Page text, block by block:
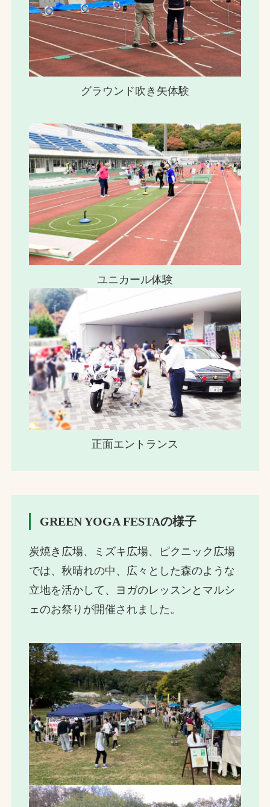
グラウンド吹き矢体験
ユニカール体験
正面エントランス
GREEN YOGA FESTAの様子
炭焼き広場、ミズキ広場、ピクニック広場
では、秋晴れの中、広々とした森のような
立地を活かして、ヨガのレッスンとマルシ
ェのお祭りが開催されました。